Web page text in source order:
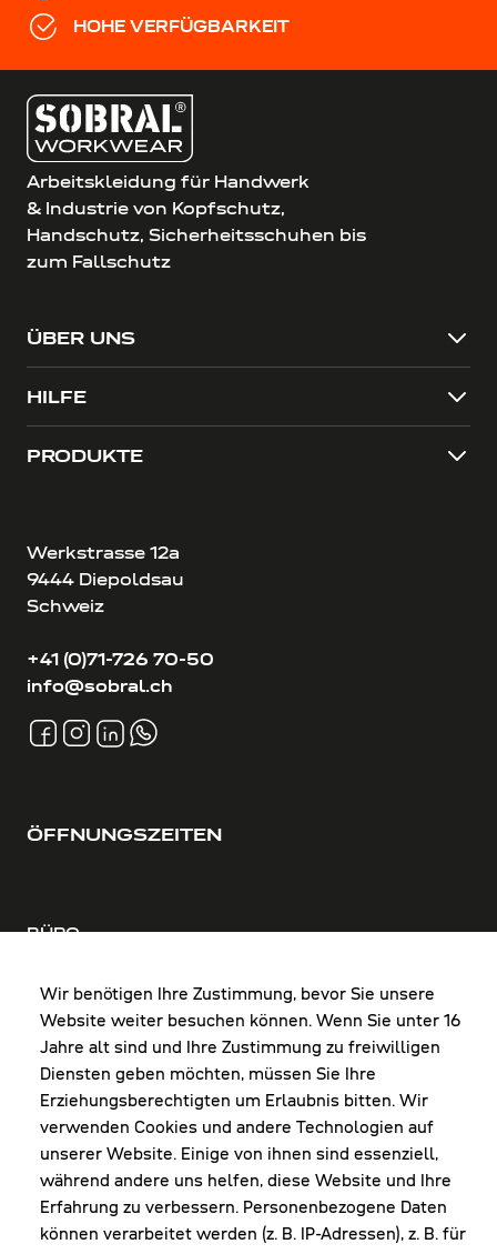
Wir benötigen Ihre Zustimmung, bevor Sie unsere
Website weiter besuchen können. Wenn Sie unter 16
Jahre alt sind und Ihre Zustimmung zu freiwilligen
Diensten geben möchten, müssen Sie Ihre
Erziehungsberechtigten um Erlaubnis bitten. Wir
verwenden Cookies und andere Technologien auf
unserer Website. Einige von ihnen sind essenziell,
während andere uns helfen, diese Website und Ihre
Erfahrung zu verbessern. Personenbezogene Daten
können verarbeitet werden (z. B. IP-Adressen), z. B. für
HOHE VERFÜGBARKEIT
Arbeitskleidung für Handwerk
& Industrie von Kopfschutz,
Handschutz, Sicherheitsschuhen bis
zum Fallschutz
ÜBER UNS
HILFE
PRODUKTE
Werkstrasse 12a
9444 Diepoldsau
Schweiz
+41 (0)71-726 70-50
info@sobral.ch
ÖFFNUNGSZEITEN
BÜRO
FR: 8:00-12:00 & 13:00-16:00 Uhr
Shop Diepoldsau
MO-Do: 8:00-12:00 & 13:00-17:30 Uhr
Fr: 8:00-16:00 Uhr
1. Samstag im Monat: 9:00-16:00 Uhr
NEWSLETTER